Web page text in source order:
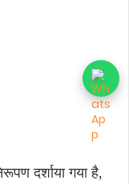
दर्शाया गया है,